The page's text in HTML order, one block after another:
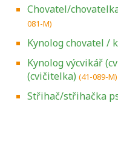
Chovatel/
081-M)
Kynolog chovatel /
Kynolog výcvikář
(cvičitelka) (41-089-M)
Střihač/střihačka
Projděte si